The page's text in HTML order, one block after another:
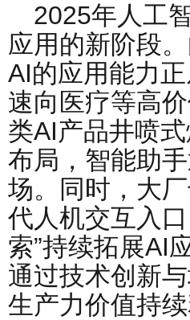
2025年人工
应用的新阶段
AI的应用能力
速向医疗等高
类AI产品井喷
布局，智能助
场。同时，大
代人机交互入
索”持续拓展AI
通过技术创新
生产力价值持